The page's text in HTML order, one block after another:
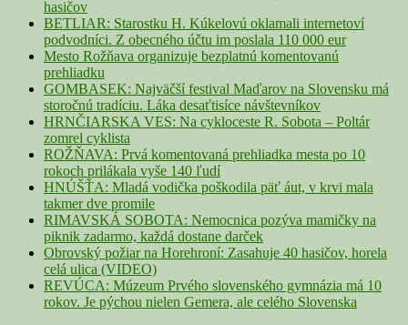
hasičov
BETLIAR: Starostku H. Kúkelovú oklamali internetoví
podvodníci. Z obecného účtu im poslala 110 000 eur
Mesto Rožňava organizuje bezplatnú komentovanú
prehliadku
GOMBASEK: Najväčší festival Maďarov na Slovensku má
storočnú tradíciu. Láka desaťtisíce návštevníkov
HRNČIARSKA VES: Na cykloceste R. Sobota – Poltár
zomrel cyklista
ROŽŇAVA: Prvá komentovaná prehliadka mesta po 10
rokoch prilákala vyše 140 ľudí
HNÚŠŤA: Mladá vodička poškodila päť áut, v krvi mala
takmer dve promile
RIMAVSKÁ SOBOTA: Nemocnica pozýva mamičky na
piknik zadarmo, každá dostane darček
Obrovský požiar na Horehroní: Zasahuje 40 hasičov, horela
celá ulica (VIDEO)
REVÚCA: Múzeum Prvého slovenského gymnázia má 10
rokov. Je pýchou nielen Gemera, ale celého Slovenska